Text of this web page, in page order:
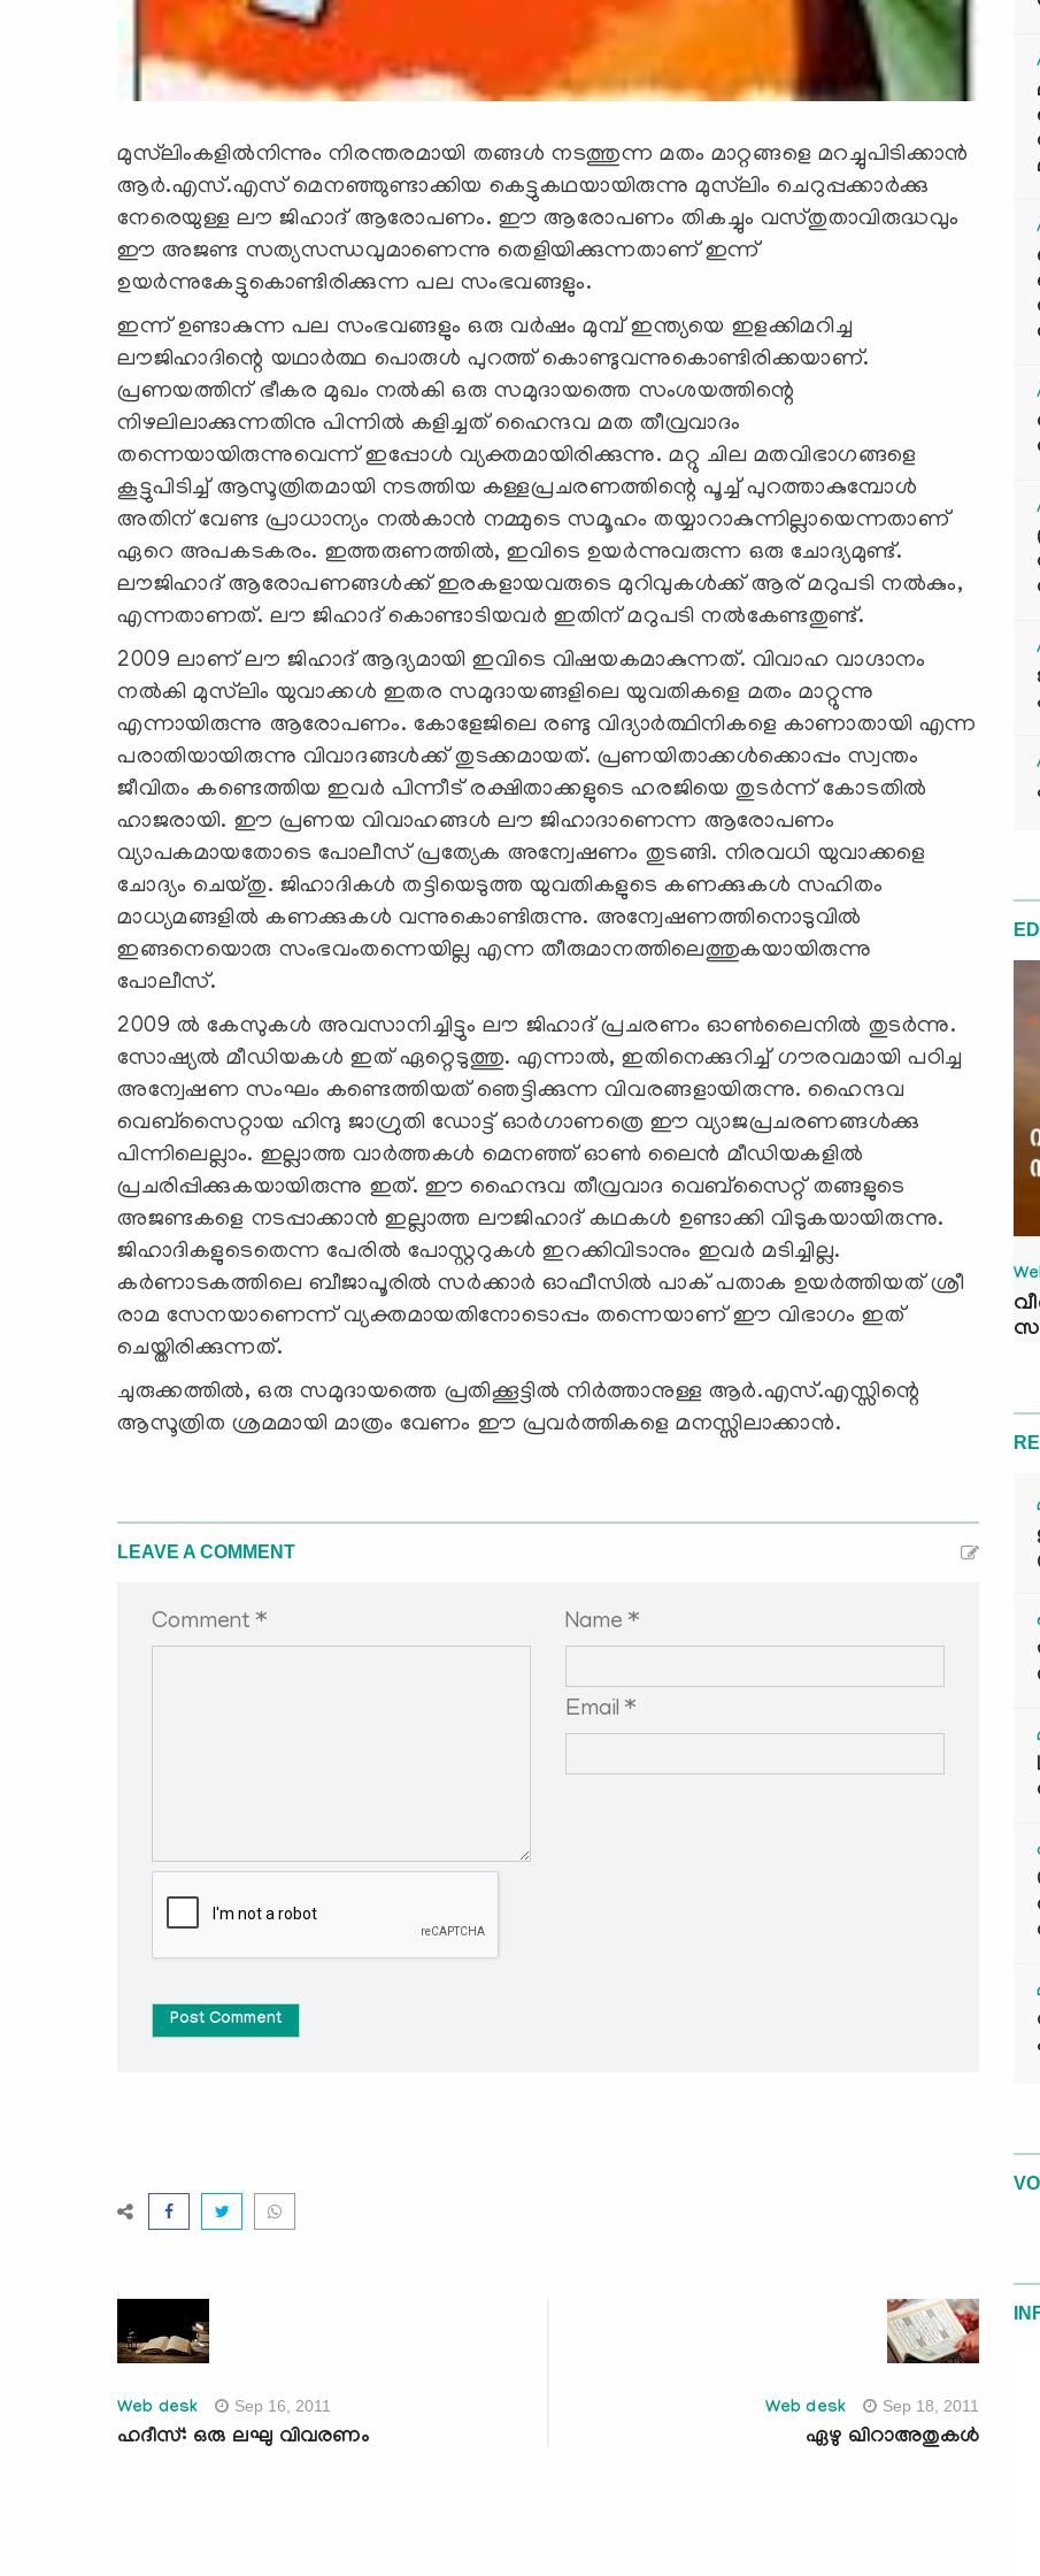
മുസ്‌ലിംകളില്‍നിന്നും നിരന്തരമായി തങ്ങള്‍ നടത്തുന്ന മതം മാറ്റങ്ങളെ മറച്ചുപിടിക്കാന്‍
ആര്‍.എസ്.എസ് മെനഞ്ഞുണ്ടാക്കിയ കെട്ടുകഥയായിരുന്നു മുസ്‌ലിം ചെറുപ്പക്കാര്‍ക്കു
നേരെയുള്ള ലൗ ജിഹാദ് ആരോപണം. ഈ ആരോപണം തികച്ചും വസ്തുതാവിരുദ്ധവും
ഈ അജണ്ട സത്യസന്ധവുമാണെന്നു തെളിയിക്കുന്നതാണ് ഇന്ന്
ഉയര്‍ന്നുകേട്ടുകൊണ്ടിരിക്കുന്ന പല സംഭവങ്ങളും.
ഇന്ന് ഉണ്ടാകുന്ന പല സംഭവങ്ങളും ഒരു വര്‍ഷം മുമ്പ് ഇന്ത്യയെ ഇളക്കിമറിച്ച
ലൗജിഹാദിന്റെ യഥാര്‍ത്ഥ പൊരുള്‍ പുറത്ത് കൊണ്ടുവന്നുകൊണ്ടിരിക്കയാണ്.
പ്രണയത്തിന് ഭീകര മുഖം നല്‍കി ഒരു സമുദായത്തെ സംശയത്തിന്റെ
നിഴലിലാക്കുന്നതിനു പിന്നില്‍ കളിച്ചത് ഹൈന്ദവ മത തീവ്രവാദം
തന്നെയായിരുന്നുവെന്ന് ഇപ്പോള്‍ വ്യക്തമായിരിക്കുന്നു. മറ്റു ചില മതവിഭാഗങ്ങളെ
കൂട്ടുപിടിച്ച് ആസൂത്രിതമായി നടത്തിയ കള്ളപ്രചരണത്തിന്റെ പൂച്ച് പുറത്താകുമ്പോള്‍
അതിന് വേണ്ട പ്രാധാന്യം നല്‍കാന്‍ നമ്മുടെ സമൂഹം തയ്യാറാകുന്നില്ലായെന്നതാണ്
ഏറെ അപകടകരം. ഇത്തരുണത്തില്‍, ഇവിടെ ഉയര്‍ന്നുവരുന്ന ഒരു ചോദ്യമുണ്ട്.
ലൗജിഹാദ് ആരോപണങ്ങള്‍ക്ക് ഇരകളായവരുടെ മുറിവുകള്‍ക്ക് ആര് മറുപടി നല്‍കും,
എന്നതാണത്. ലൗ ജിഹാദ് കൊണ്ടാടിയവര്‍ ഇതിന് മറുപടി നല്‍കേണ്ടതുണ്ട്.
2009 ലാണ് ലൗ ജിഹാദ് ആദ്യമായി ഇവിടെ വിഷയകമാകുന്നത്. വിവാഹ വാഗ്ദാനം
നല്‍കി മുസ്‌ലിം യുവാക്കള്‍ ഇതര സമുദായങ്ങളിലെ യുവതികളെ മതം മാറ്റുന്നു
എന്നായിരുന്നു ആരോപണം. കോളേജിലെ രണ്ടു വിദ്യാര്‍ത്ഥിനികളെ കാണാതായി എന്ന
പരാതിയായിരുന്നു വിവാദങ്ങള്‍ക്ക് തുടക്കമായത്. പ്രണയിതാക്കള്‍ക്കൊപ്പം സ്വന്തം
ജീവിതം കണ്ടെത്തിയ ഇവര്‍ പിന്നീട് രക്ഷിതാക്കളുടെ ഹരജിയെ തുടര്‍ന്ന് കോടതില്‍
ഹാജരായി. ഈ പ്രണയ വിവാഹങ്ങള്‍ ലൗ ജിഹാദാണെന്ന ആരോപണം
വ്യാപകമായതോടെ പോലീസ് പ്രത്യേക അന്വേഷണം തുടങ്ങി. നിരവധി യുവാക്കളെ
ചോദ്യം ചെയ്തു. ജിഹാദികള്‍ തട്ടിയെടുത്ത യുവതികളുടെ കണക്കുകള്‍ സഹിതം
മാധ്യമങ്ങളില്‍ കണക്കുകള്‍ വന്നുകൊണ്ടിരുന്നു. അന്വേഷണത്തിനൊടുവില്‍
ഇങ്ങനെയൊരു സംഭവംതന്നെയില്ല എന്ന തീരുമാനത്തിലെത്തുകയായിരുന്നു
പോലീസ്.
2009 ല്‍ കേസുകള്‍ അവസാനിച്ചിട്ടും ലൗ ജിഹാദ് പ്രചരണം ഓണ്‍ലൈനില്‍ തുടര്‍ന്നു.
സോഷ്യല്‍ മീഡിയകള്‍ ഇത് ഏറ്റെടുത്തു. എന്നാല്‍, ഇതിനെക്കുറിച്ച് ഗൗരവമായി പഠിച്ച
അന്വേഷണ സംഘം കണ്ടെത്തിയത് ഞെട്ടിക്കുന്ന വിവരങ്ങളായിരുന്നു. ഹൈന്ദവ
വെബ്‌സൈറ്റായ ഹിന്ദു ജാഗ്രുതി ഡോട്ട് ഓര്‍ഗാണത്രെ ഈ വ്യാജപ്രചരണങ്ങള്‍ക്കു
പിന്നിലെല്ലാം. ഇല്ലാത്ത വാര്‍ത്തകള്‍ മെനഞ്ഞ് ഓണ്‍ ലൈന്‍ മീഡിയകളില്‍
പ്രചരിപ്പിക്കുകയായിരുന്നു ഇത്. ഈ ഹൈന്ദവ തീവ്രവാദ വെബ്‌സൈറ്റ് തങ്ങളുടെ
അജണ്ടകളെ നടപ്പാക്കാന്‍ ഇല്ലാത്ത ലൗജിഹാദ് കഥകള്‍ ഉണ്ടാക്കി വിടുകയായിരുന്നു.
ജിഹാദികളുടെതെന്ന പേരില്‍ പോസ്റ്ററുകള്‍ ഇറക്കിവിടാനും ഇവര്‍ മടിച്ചില്ല.
കര്‍ണാടകത്തിലെ ബീജാപൂരില്‍ സര്‍ക്കാര്‍ ഓഫീസില്‍ പാക് പതാക ഉയര്‍ത്തിയത് ശ്രീ
രാമ സേനയാണെന്ന് വ്യക്തമായതിനോടൊപ്പം തന്നെയാണ് ഈ വിഭാഗം ഇത്
ചെയ്തിരിക്കുന്നത്.
ചുരുക്കത്തില്‍, ഒരു സമുദായത്തെ പ്രതിക്കൂട്ടില്‍ നിര്‍ത്താനുള്ള ആര്‍.എസ്.എസ്സിന്റെ
ആസൂത്രിത ശ്രമമായി മാത്രം വേണം ഈ പ്രവര്‍ത്തികളെ മനസ്സിലാക്കാന്‍.
LEAVE A COMMENT
Comment * Name *
Email *
Post Comment
Web desk Sep 16, 2011
ഹദീസ്: ഒരു ലഘു വിവരണം
Web desk Sep 18, 2011
ഏഴു ഖിറാഅതുകള്‍